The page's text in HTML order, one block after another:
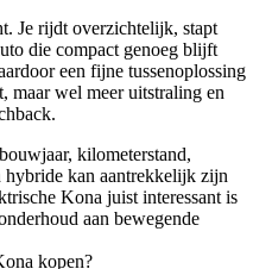
Je rijdt overzichtelijk, stapt
die compact genoeg blijft
een fijne tussenoplossing
maar wel meer uitstraling en
kilometerstand,
kan aantrekkelijk zijn
Kona juist interessant is
aan bewegende
kopen?